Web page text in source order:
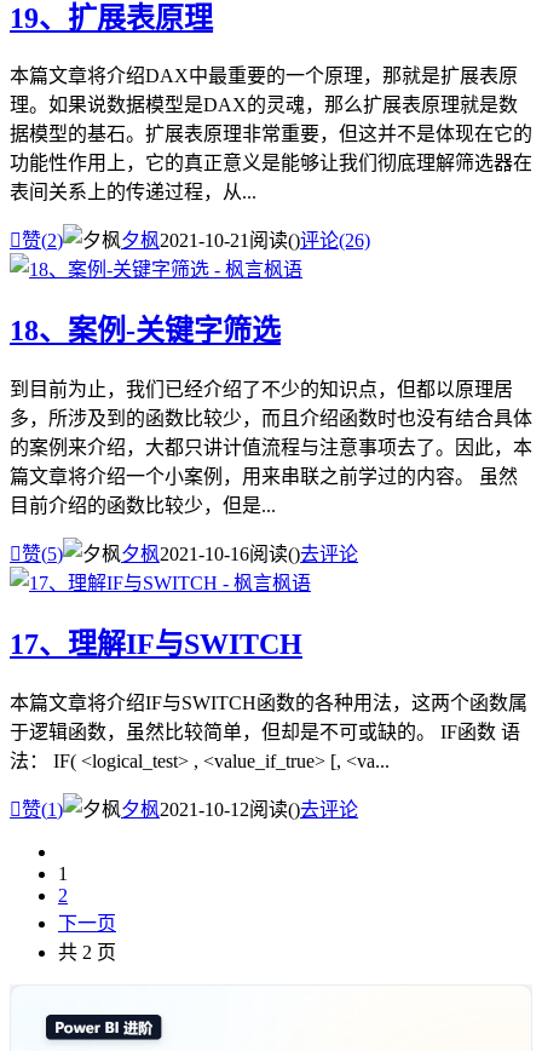
19、扩展表原理
本篇文章将介绍DAX中最重要的一个原理，那就是扩展表原
理。如果说数据模型是DAX的灵魂，那么扩展表原理就是数
据模型的基石。扩展表原理非常重要，但这并不是体现在它的
功能性作用上，它的真正意义是能够让我们彻底理解筛选器在
表间关系上的传递过程，从...
赞(2) 夕枫2021-10-21阅读()评论(26)
18、案例-关键字筛选
到目前为止，我们已经介绍了不少的知识点，但都以原理居
多，所涉及到的函数比较少，而且介绍函数时也没有结合具体
的案例来介绍，大都只讲计值流程与注意事项去了。因此，本
篇文章将介绍一个小案例，用来串联之前学过的内容。 虽然
目前介绍的函数比较少，但是...
赞(5) 夕枫2021-10-16阅读()去评论
17、理解IF与SWITCH
本篇文章将介绍IF与SWITCH函数的各种用法，这两个函数属
于逻辑函数，虽然比较简单，但却是不可或缺的。 IF函数 语
法： IF( <logical_test> , <value_if_true> [, <va...
赞(1) 夕枫2021-10-12阅读()去评论
1
2
下一页
共 2 页